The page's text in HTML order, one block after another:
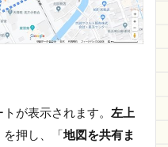
が表示されます。 左上
を押し、「地図を共有ま